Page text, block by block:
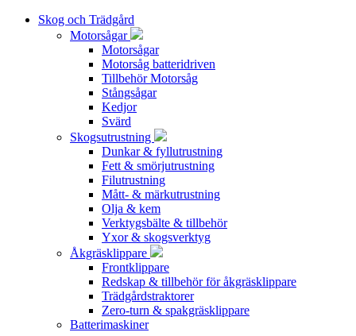
Skog och Trädgård
Motorsågar
Motorsågar
Motorsåg batteridriven
Tillbehör Motorsåg
Stångsågar
Kedjor
Svärd
Skogsutrustning
Dunkar & fyllutrustning
Fett & smörjutrustning
Filutrustning
Mått- & märkutrustning
Olja & kem
Verktygsbälte & tillbehör
Yxor & skogsverktyg
Åkgräsklippare
Frontklippare
Redskap & tillbehör för åkgräsklippare
Trädgårdstraktorer
Zero-turn & spakgräsklippare
Batterimaskiner